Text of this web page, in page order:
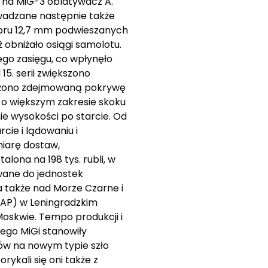
następnie także
12,7 mm podwieszanych
osiągi samolotu.
zasięgu, co wpłynęło
serii zwiększono
zdejmowaną pokrywę
większym zakresie skoku
wysokości po starcie. Od
i lądowaniu i
dostaw,
na 198 tys. rubli, w
do jednostek
nad Morze Czarne i
w Leningradzkim
Tempo produkcji i
MiGi stanowiły
na nowym typie szło
się oni także z